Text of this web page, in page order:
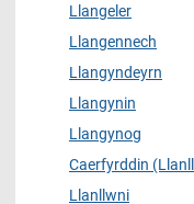
Llangeler
Llangennech
Llangyndeyrn
Llangynin
Llangynog
Caerfyrddin
Llanllwni